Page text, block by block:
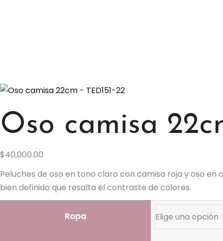
Oso camisa
$40,000.00
Peluches de oso en tono claro con camisa roja y oso
bien definido que resalta el contraste de colores.
Ropa